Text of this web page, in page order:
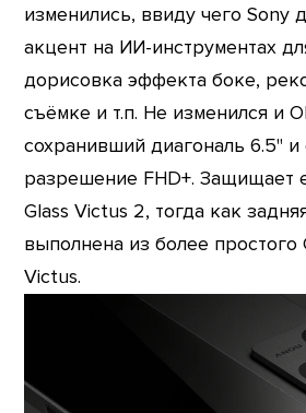
изменились, ввиду чего Sony
акцент на ИИ-инструментах
дорисовка эффекта боке,
съёмке и т.п. Не изменился и
сохранивший диагональ 6.5"
разрешение FHD+. Защищает
Glass Victus 2, тогда как
выполнена из более простого
Victus.